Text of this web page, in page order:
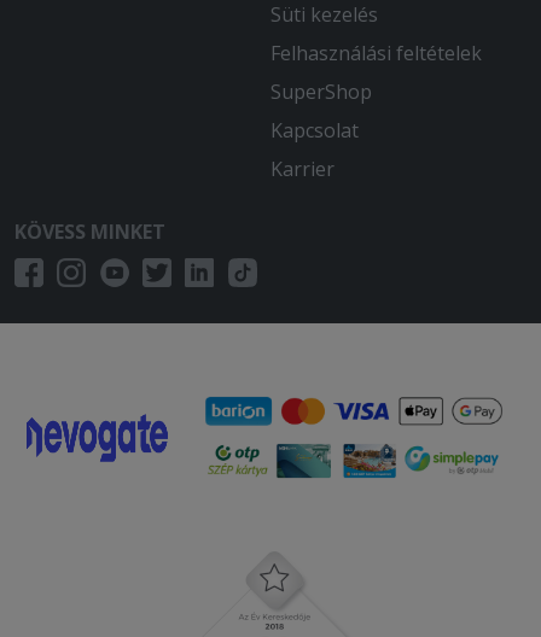
Süti kezelés
Felhasználási feltételek
SuperShop
Kapcsolat
Karrier
KÖVESS MINKET